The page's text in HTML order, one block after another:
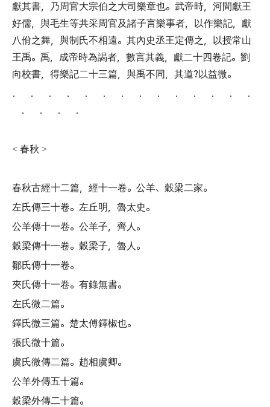
獻其書， 乃周官大宗伯之大司樂章也。 武帝時， 河間獻王
好儒， 與毛生等共采周官及諸子言樂事者， 以作樂記， 獻
八佾之舞， 與制氏不相遠。 其內史丞王定傳之， 以授常山
王禹。 禹， 成帝時為謁者， 數言其義， 獻二十四卷記。 劉
向校書， 得樂記二十三篇， 與禹不同， 其道?以益微。
． ． ． ． ． ． ． ． ． ． ． ． ． ．
． ． ． ．
< 春秋 >
春秋古經十二篇， 經十一卷。 公羊、 穀梁二家。
左氏傳三十卷。 左丘明， 魯太史。
公羊傳十一卷。 公羊子， 齊人。
穀梁傳十一卷。 穀梁子， 魯人。
鄒氏傳十一卷。
夾氏傳十一卷。 有錄無書。
左氏微二篇。
鐸氏微三篇。 楚太傅鐸椒也。
張氏微十篇。
虞氏微傳二篇。 趙相虞卿。
公羊外傳五十篇。
穀梁外傳二十篇。